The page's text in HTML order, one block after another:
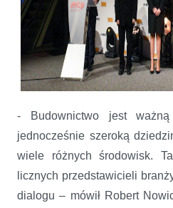
- Budownictwo jest
jednocześnie szeroką
wiele różnych środowisk.
licznych przedstawicieli
dialogu – mówił Robert